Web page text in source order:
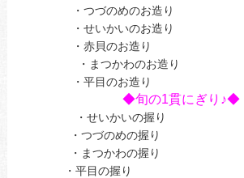
・つづのめのお造り
・せいかいのお造り
・赤貝のお造り
・まつかわのお造り
・平目のお造り
◆旬の1貫にぎり♪◆
・せいかいの握り
・つづのめの握り
・まつかわの握り
・平目の握り